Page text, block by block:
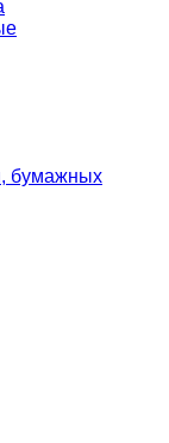
бумажных